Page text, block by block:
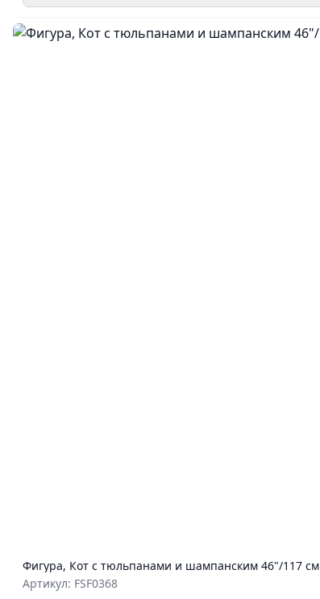
Фигура, Кот с тюльпанами и шампанским 46"/117 см
Артикул: FSF0368